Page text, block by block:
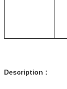
Description :